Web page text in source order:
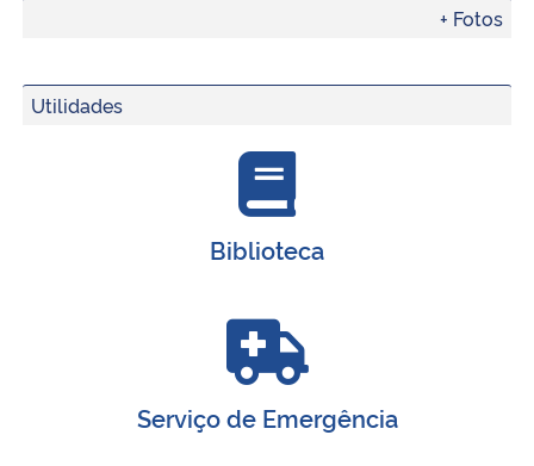
+ Fotos
Utilidades
Biblioteca
Serviço de Emergência